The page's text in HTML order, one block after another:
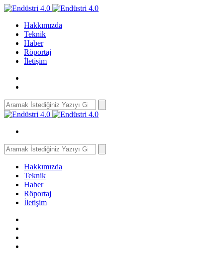
Hakkımızda
Teknik
Haber
Röportaj
İletişim
Search
for:
Search
for:
Hakkımızda
Teknik
Haber
Röportaj
İletişim